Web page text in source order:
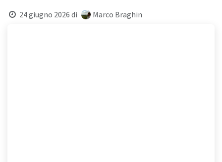
24 giugno 2026 di Marco Braghin